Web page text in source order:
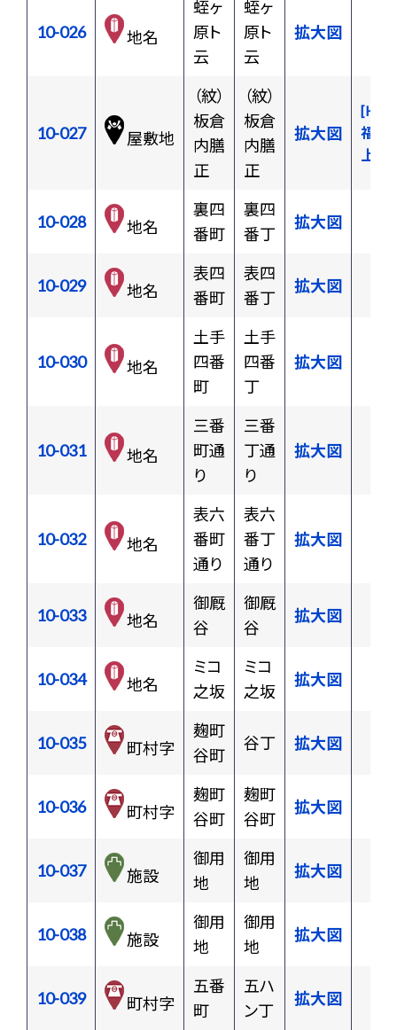
10-026 地名
蛭ヶ
原ト
云
蛭ヶ
原ト
云
拡大図
10-027 屋敷地
（紋）
板倉
内膳
正
（紋）
板倉
内膳
正
拡大図
福島
上屋
10-028 地名
裏四
番町
裏四
番丁
拡大図
10-029 地名
表四
番町
表四
番丁
拡大図
10-030 地名
土手
四番
町
土手
四番
丁
拡大図
10-031 地名
三番
町通
り
三番
丁通
り
拡大図
10-032 地名
表六
番町
通り
表六
番丁
通り
拡大図
10-033 地名
御厩
谷
御厩
谷
拡大図
10-034 地名
ミコ
之坂
ミコ
之坂
拡大図
10-035 町村字
麹町
谷町
谷丁 拡大図
10-036 町村字
麹町
谷町
麹町
谷町
拡大図
10-037 施設
御用
地
御用
地
拡大図
10-038 施設
御用
地
御用
地
拡大図
10-039 町村字
五番
町
五ハ
ン丁
拡大図